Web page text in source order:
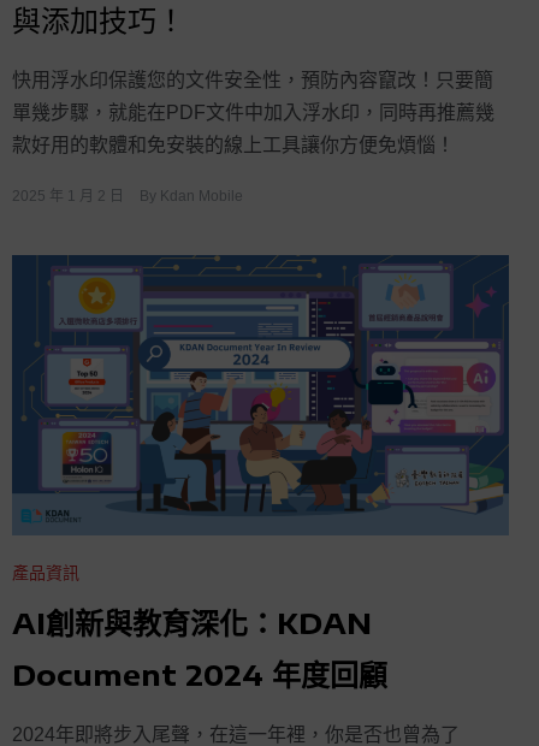
與添加技巧！
快用浮水印保護您的文件安全性，預防內容竄改！只要簡
單幾步驟，就能在PDF文件中加入浮水印，同時再推薦幾
款好用的軟體和免安裝的線上工具讓你方便免煩惱！
2025 年 1 月 2 日 By Kdan Mobile
產品資訊
AI創新與教育深化：KDAN
Document 2024 年度回顧
2024年即將步入尾聲，在這一年裡，你是否也曾為了